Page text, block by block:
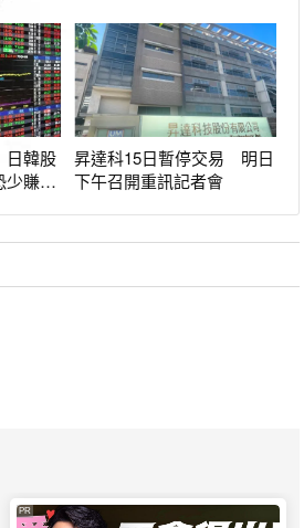
韓股
少賺6
昇達科15日暫停交易 明日
下午召開重訊記者會
PR